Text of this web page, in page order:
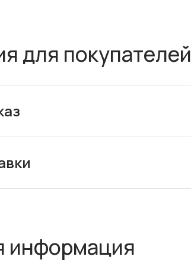
для покупателей
информация